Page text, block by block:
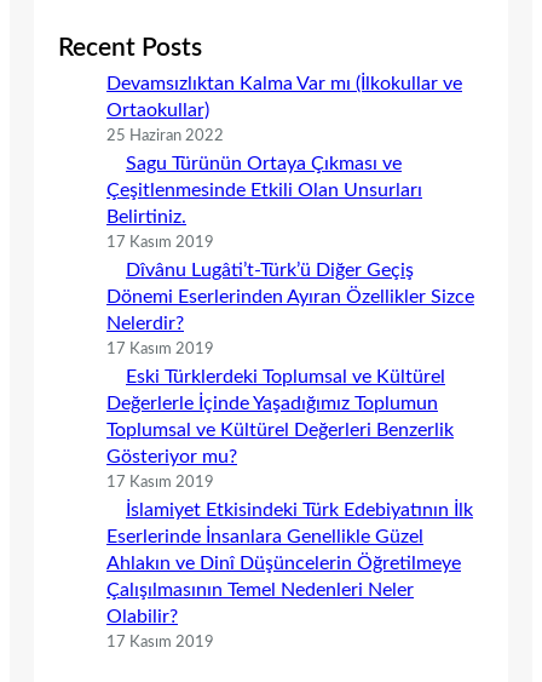
Recent Posts
Devamsızlıktan Kalma Var mı (İlkokullar ve
Ortaokullar)
25 Haziran 2022
Sagu Türünün Ortaya Çıkması ve
Çeşitlenmesinde Etkili Olan Unsurları
Belirtiniz.
17 Kasım 2019
Dîvânu Lugâti’t-Türk’ü Diğer Geçiş
Dönemi Eserlerinden Ayıran Özellikler Sizce
Nelerdir?
17 Kasım 2019
Eski Türklerdeki Toplumsal ve Kültürel
Değerlerle İçinde Yaşadığımız Toplumun
Toplumsal ve Kültürel Değerleri Benzerlik
Gösteriyor mu?
17 Kasım 2019
İslamiyet Etkisindeki Türk Edebiyatının İlk
Eserlerinde İnsanlara Genellikle Güzel
Ahlakın ve Dinî Düşüncelerin Öğretilmeye
Çalışılmasının Temel Nedenleri Neler
Olabilir?
17 Kasım 2019